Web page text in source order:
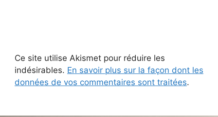
Ce site utilise Akismet pour réduire les
indésirables. En savoir plus sur la façon dont les
données de vos commentaires sont traitées.